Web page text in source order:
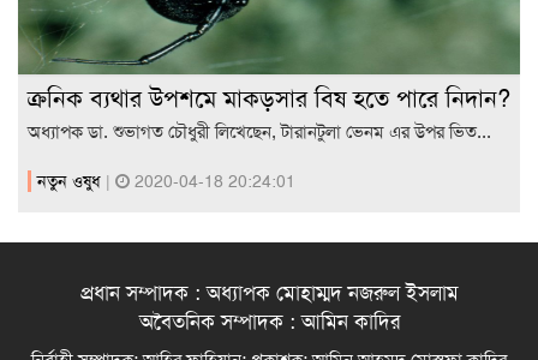
ক্রনিক ব্যথার উপশমে মাকড়সার বিষ হতে পারে নিদান?
অধ্যাপক ডা. শুভাগত চৌধুরী লিখেছেন, টারানটুলা ভেনম এর উপর ভিত...
নতুন ওষুধ | 2020-04-18 20:24:01
প্রধান সম্পাদক : অধ্যাপক মোহাম্মদ নজরুল ইসলাম
অবৈতনিক সম্পাদক : আমিন কাদির